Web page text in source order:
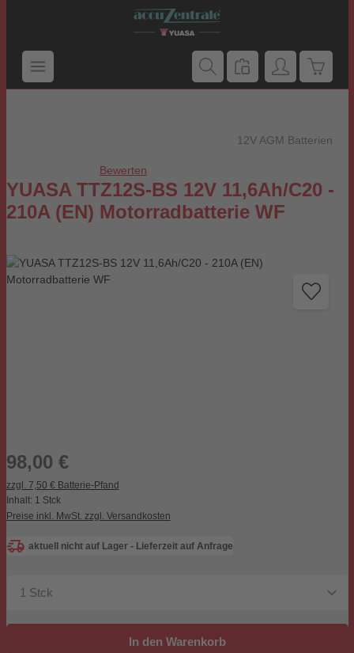
Zum Hauptinhalt springen
12V AGM Batterien
Durchschnittliche Bewertung von 0 von 5 Sternen
Bewerten
YUASA TTZ12S-BS 12V 11,6Ah/C20 -
210A (EN) Motorradbatterie WF
Bildergalerie überspringen
Regulärer Preis:
98,00 €
zzgl. 7,50 € Batterie-Pfand
Inhalt: 1 Stck
Preise inkl. MwSt. zzgl. Versandkosten
aktuell nicht auf Lager - Lieferzeit auf Anfrage
Produkt Anzahl: Gib den gewünschten Wert ein oder
In den Warenkorb